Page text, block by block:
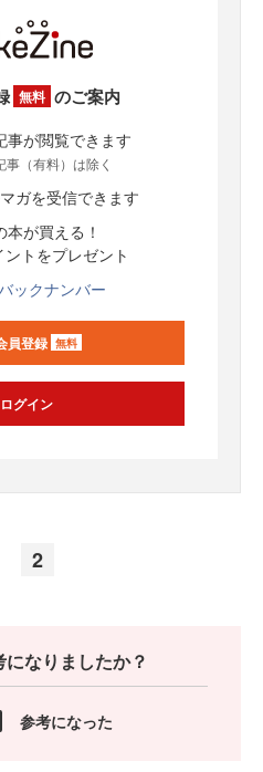
無料 のご案内
事が閲覧できます
（有料）は除く
ガを受信できます
本が買える！
トをプレゼント
ックナンバー
員登録 無料
ログイン
2
なりましたか？
参考になった